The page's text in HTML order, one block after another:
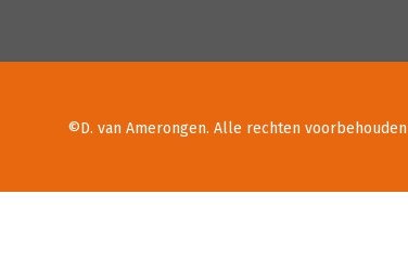
©D. van Amerongen. Alle rechten voorbehouden